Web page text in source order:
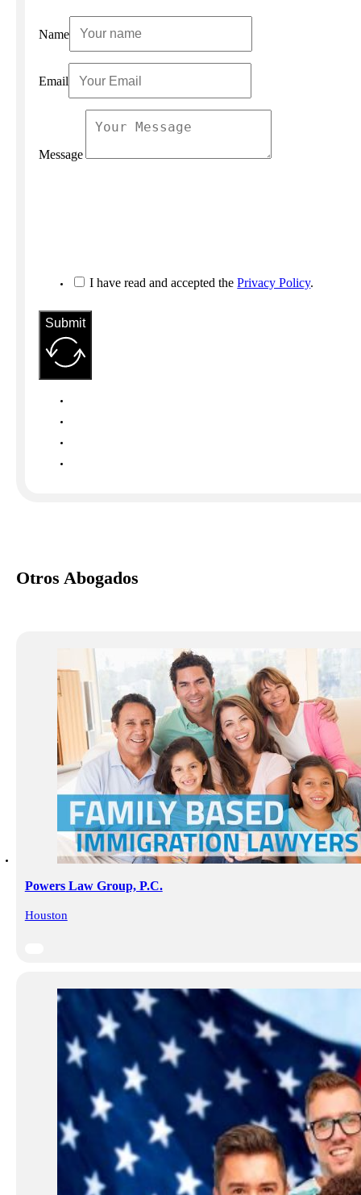
Name
Email
Message
I have read and accepted thePrivacy Policy.
Submit
Otros Abogados
Powers Law Group, P.C.
Houston